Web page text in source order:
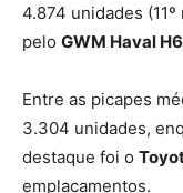
4.874 unidades
pelo GWM Haval H6
Entre as picapes
3.304 unidades,
destaque foi o
emplacamentos.